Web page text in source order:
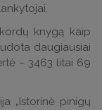
knygą kaip
daugiausiai
– 3463 litai 69
„Istorinė pinigų